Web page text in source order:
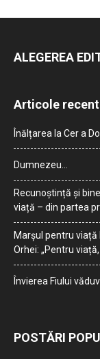
ALEGEREA
Articole
Înălțarea la Cer a
Dumnezeu…
Recunoștință și
viață – din partea
Marșul pentru viață
Orhei: „Pentru
Învierea Fiului
POSTĂRI